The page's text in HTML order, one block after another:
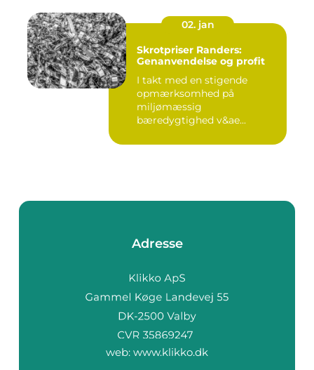
02. jan
Skrotpriser Randers:
Genanvendelse og profit
I takt med en stigende
opmærksomhed på
miljømæssig
bæredygtighed v&ae...
Adresse
web: www.klikko.dk